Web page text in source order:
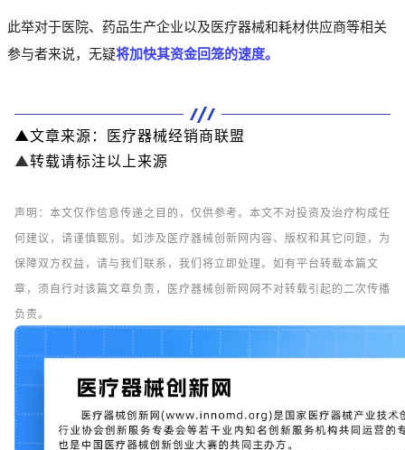
此举对于医院、药品生产企业以及医疗器械和耗材供应商等相关
参与者来说，无疑将加快其资金回笼的速度。
▲文章来源： 医疗器械经销商联盟
▲转载请标注以上来源
声明：本文仅作信息传递之目的，仅供参考。本文不对投资及治疗构成任
何建议，请谨慎甄别。如涉及医疗器械创新网内容、版权和其它问题，为
保障双方权益，请与我们联系，我们将立即处理。如有平台转载本篇文
章，须自行对该篇文章负责，医疗器械创新网网不对转载引起的二次传播
负责。